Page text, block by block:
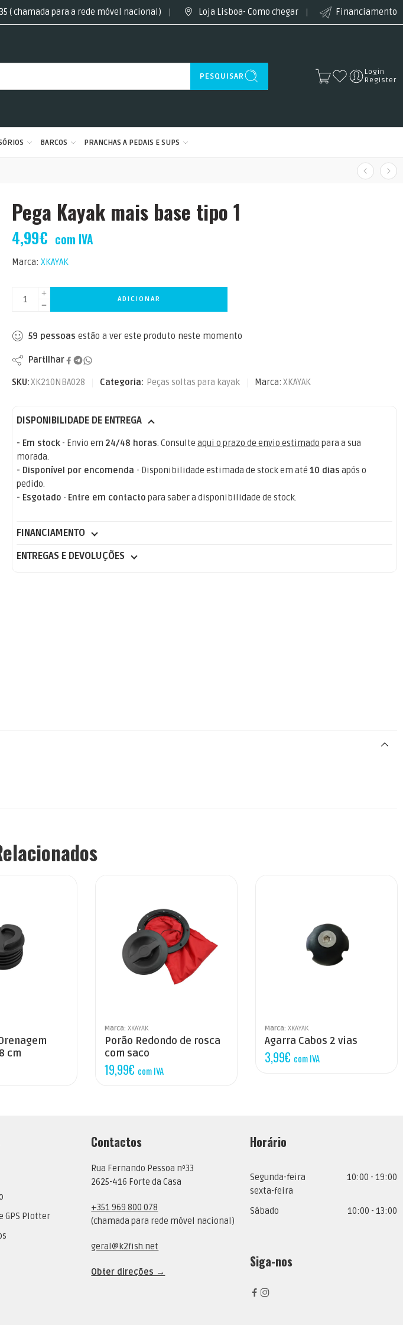
( chamada para a rede móvel nacional) Loja Lisboa- Como chegar Financiamento
PESQUISAR
Login
Register
BARCOS PRANCHAS A PEDAIS E SUPS
Pega Kayak mais base tipo 1
4,99€ com IVA
Marca: XKAYAK
ADICIONAR
59 pessoas estão a ver este produto neste momento
Partilhar
SKU:XK210NBA028 Categoria: Peças soltas para kayak Marca: XKAYAK
DISPONIBILIDADE DE ENTREGA
- Em stock- Envio em 24/48 horas. Consulte aqui o prazo de envio estimado para a sua
morada.
- Disponível por encomenda - Disponibilidade estimada de stock em até 10 dias após o
pedido.
- Esgotado - Entre em contacto para saber a disponibilidade de stock.
FINANCIAMENTO
ENTREGAS E DEVOLUÇÕES
cm
Marca: XKAYAK
Porão Redondo de rosca
com saco
19,99€ com IVA
Marca: XKAYAK
Agarra Cabos 2 vias
3,99€ com IVA
GPS Plotter
Contactos
Rua Fernando Pessoa nº33
2625-416 Forte da Casa
+351 969 800 078
(chamada para rede móvel nacional)
geral@k2fish.net
Obter direções →
Horário
Segunda-feira
sexta-feira
10:00 - 19:00
Sábado 10:00 - 13:00
Siga-nos